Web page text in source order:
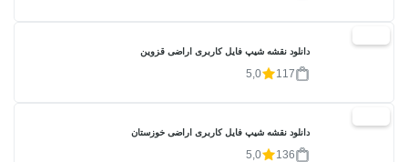
دانلود نقشه شیپ فایل کاربری اراضی قزوین
117
5,0
دانلود نقشه شیپ فایل کاربری اراضی خوزستان
136
5,0